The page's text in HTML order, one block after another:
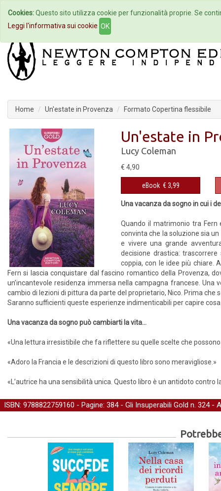
Home Autori Eventi
Home Un'estate in Provenza Formato Copertina flessibile
Un'estate in
Lucy Coleman
€ 4,90
eBook € 3,99
Una vacanza da sogno in cui i
Quando il matrimonio tra Fern
convinta che la soluzione sia
e vivere una grande
decisione drastica:
coppia, con le idee più chiare.
Fern si lascia conquistare dal fascino romantico della Provenza,
un’incantevole residenza immersa nella campagna francese.
cambio di lezioni di pittura da parte del proprietario, Nico. Prima
Saranno sufficienti queste esperienze indimenticabili per capire
Una vacanza da sogno può cambiarti la vita…
«Una lettura irresistibile che fa riflettere su quelle scelte che
«Adoro la Francia e le descrizioni di questo libro sono meravigliose.»
«L’autrice ha una sensibilità unica. Questo libro è un antidoto contro
ISBN: 9788822759160 - Pagine: 384 - Gli Insuperabili Gold n. 324 -
Cookies:Questo sito utilizza cookie per funzionalità proprie. Se
Leggi l'informativa sui cookie OK